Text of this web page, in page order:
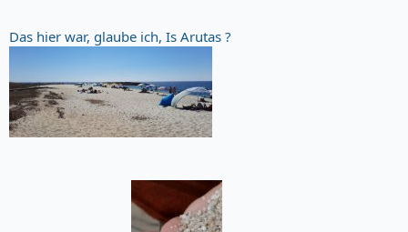
Das hier war, glaube ich, Is Arutas ?